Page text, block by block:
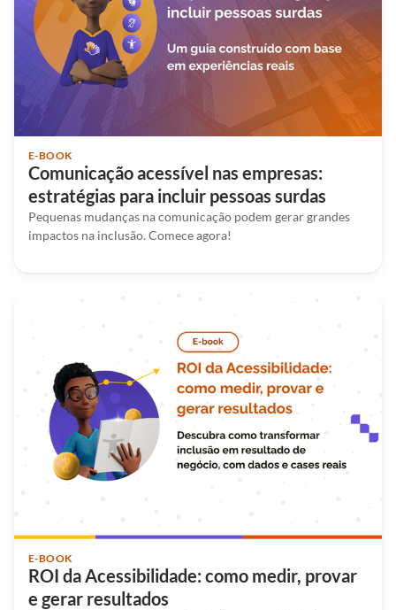
E-BOOK
Comunicação acessível nas empresas:
estratégias para incluir pessoas surdas
Pequenas mudanças na comunicação podem gerar grandes
impactos na inclusão. Comece agora!
E-BOOK
ROI da Acessibilidade: como medir, provar
e gerar resultados